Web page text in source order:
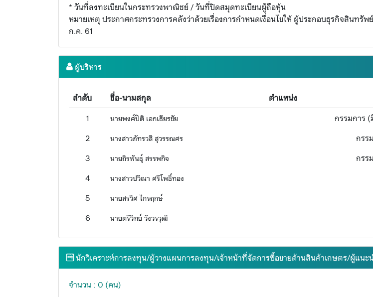
* วันที่ลงทะเบียนในกระทรวงพาณิชย์ / วันที่ปิดสมุดทะเบียนผู้ถือหุ้น
หมายเหตุ ประกาศกระทรวงการคลังว่าด้วยเรื่องการกำหนดเงื่อนไขให้ ผู้ประกอบธุรกิจสิน
ก.ค. 61
ผู้บริหาร
ลำดับ ชื่อ-นามสกุล ตำแหน่ง
1
นายพงศ์ปิติ เอกเธียรชัย กรรมการ
2
นางสาวภัทรวสี สุวรรณศร กรร
3
นายถิรพันธุ์ สรรพกิจ กรร
4
นางสาวปวีณา ศรีโพธิ์ทอง
5
นายสรวิศ ไกรฤกษ์
6
นายตรีวิทย์ วังวรวุฒิ
นักวิเคราะห์การลงทุน/ผู้วางแผนการลงทุน/เจ้าหน้าที่จัดการซื้อขายด้านสินค้าเกษตร/ผู้แนะ
จำนวน : 0 (คน)